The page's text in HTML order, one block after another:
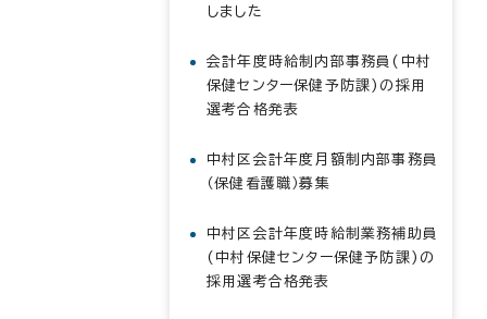
しました
会計年度時給制内部事務員(中村
保健センター保健予防課)の採用
選考合格発表
中村区会計年度月額制内部事務員
（保健看護職）募集
中村区会計年度時給制業務補助員
(中村保健センター保健予防課)の
採用選考合格発表